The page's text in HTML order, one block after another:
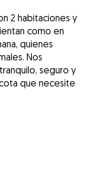
2 habitaciones y
como en
quienes
Nos
seguro y
que necesite